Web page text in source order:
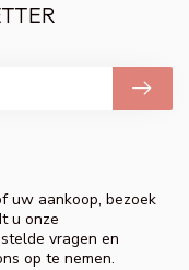
uw aankoop, bezoek
u onze
vragen en
op te nemen.